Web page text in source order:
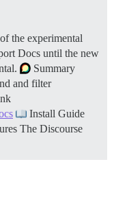
the experimental
Docs until the new
Summary
and filter
Install Guide
The Discourse